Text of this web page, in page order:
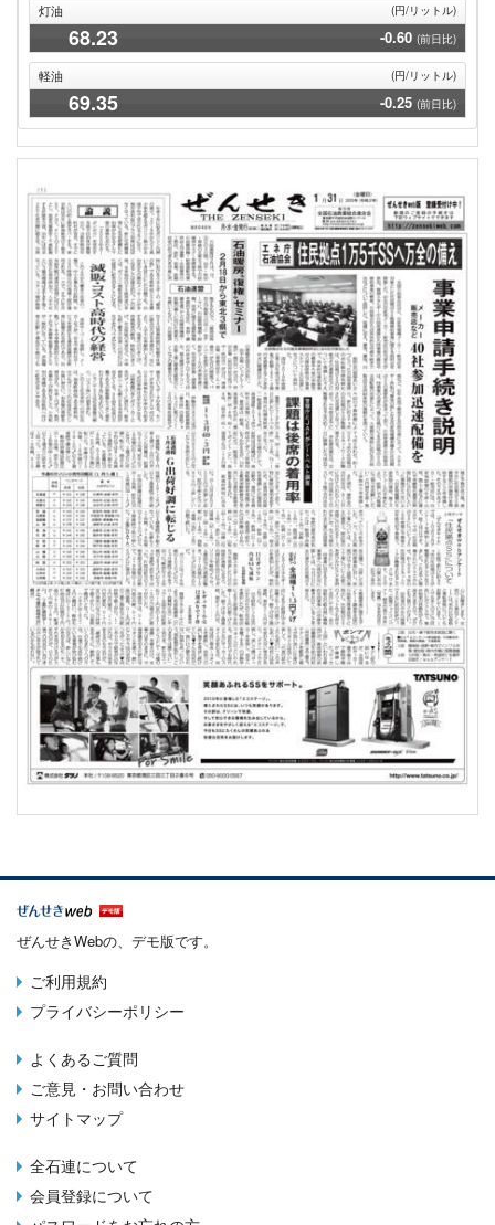
灯油 (円/リットル)
68.23 -0.60 (前日比)
軽油 (円/リットル)
69.35 -0.25 (前日比)
ぜんせきWebの、デモ版です。
Terms
menu
ご利用規約
プライバシーポリシー
Footer
menu
よくあるご質問
ご意見・お問い合わせ
サイトマップ
About
menu
全石連について
会員登録について